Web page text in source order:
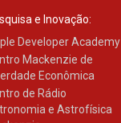
e Inovação:
Developer Academy
Mackenzie de
Econômica
de Rádio
e Astrofísica